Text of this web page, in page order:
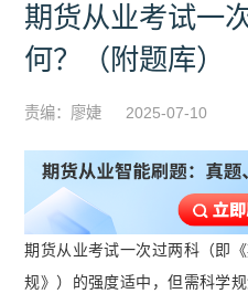
期货从业考试一
何？（附题库）
责编：廖婕 2025-07-10
期货从业考试一次过两科（即
规》）的强度适中，但需科学